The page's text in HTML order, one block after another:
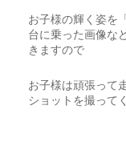
お子様の輝く姿を
台に乗った画像な
きますので
お子様は頑張って
ショットを撮って